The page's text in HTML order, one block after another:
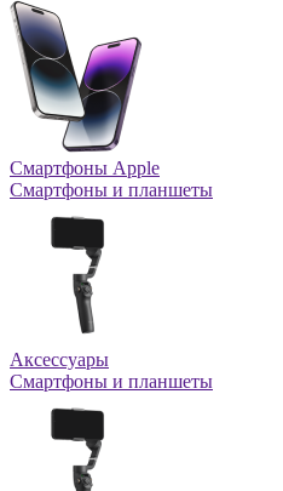
Смартфоны Apple
Смартфоны и планшеты
Аксессуары
Смартфоны и планшеты